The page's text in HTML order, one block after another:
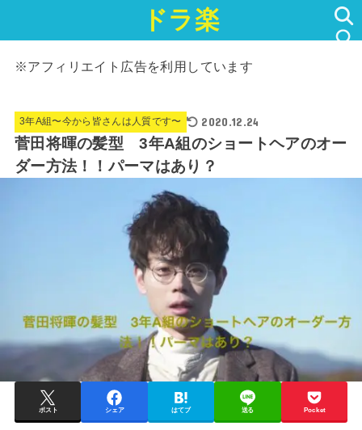
ドラ楽
※アフィリエイト広告を利用しています
3年A組〜今から皆さんは人質です〜 2020.12.24
菅田将暉の髪型 3年A組のショートヘアのオー
ダー方法！！パーマはあり？
ポスト シェア はてブ 送る Pocket